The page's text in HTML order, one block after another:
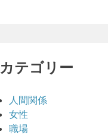
カテゴリー
人間関係
女性
職場